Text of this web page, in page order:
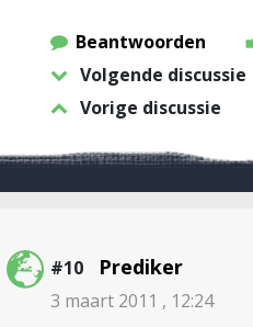
Beantwoorden
Volgende discussie
Vorige discussie
#10 Prediker
3 maart 2011 , 12:24